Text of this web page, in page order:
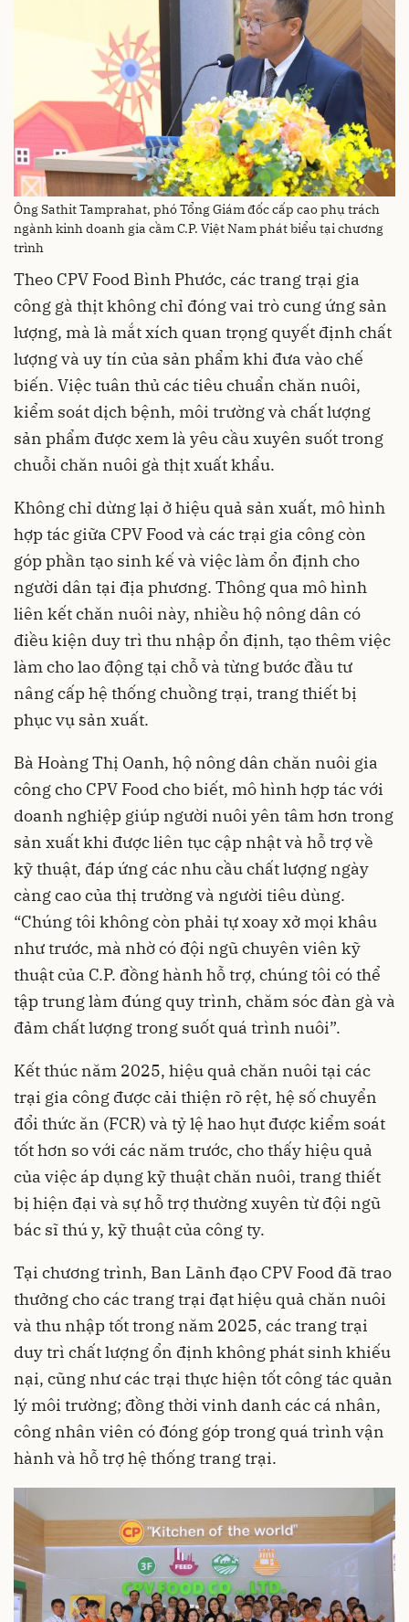
Ông Sathit Tamprahat, phó Tổng Giám đốc cấp cao phụ trách
ngành kinh doanh gia cầm C.P. Việt Nam phát biểu tại chương
trình
Theo CPV Food Bình Phước, các trang trại gia
công gà thịt không chỉ đóng vai trò cung ứng sản
lượng, mà là mắt xích quan trọng quyết định chất
lượng và uy tín của sản phẩm khi đưa vào chế
biến. Việc tuân thủ các tiêu chuẩn chăn nuôi,
kiểm soát dịch bệnh, môi trường và chất lượng
sản phẩm được xem là yêu cầu xuyên suốt trong
chuỗi chăn nuôi gà thịt xuất khẩu.
Không chỉ dừng lại ở hiệu quả sản xuất, mô hình
hợp tác giữa CPV Food và các trại gia công còn
góp phần tạo sinh kế và việc làm ổn định cho
người dân tại địa phương. Thông qua mô hình
liên kết chăn nuôi này, nhiều hộ nông dân có
điều kiện duy trì thu nhập ổn định, tạo thêm việc
làm cho lao động tại chỗ và từng bước đầu tư
nâng cấp hệ thống chuồng trại, trang thiết bị
phục vụ sản xuất.
Bà Hoàng Thị Oanh, hộ nông dân chăn nuôi gia
công cho CPV Food cho biết, mô hình hợp tác với
doanh nghiệp giúp người nuôi yên tâm hơn trong
sản xuất khi được liên tục cập nhật và hỗ trợ về
kỹ thuật, đáp ứng các nhu cầu chất lượng ngày
càng cao của thị trường và người tiêu dùng.
“Chúng tôi không còn phải tự xoay xở mọi khâu
như trước, mà nhờ có đội ngũ chuyên viên kỹ
thuật của C.P. đồng hành hỗ trợ, chúng tôi có thể
tập trung làm đúng quy trình, chăm sóc đàn gà và
đảm chất lượng trong suốt quá trình nuôi”.
Kết thúc năm 2025, hiệu quả chăn nuôi tại các
trại gia công được cải thiện rõ rệt, hệ số chuyển
đổi thức ăn (FCR) và tỷ lệ hao hụt được kiểm soát
tốt hơn so với các năm trước, cho thấy hiệu quả
của việc áp dụng kỹ thuật chăn nuôi, trang thiết
bị hiện đại và sự hỗ trợ thường xuyên từ đội ngũ
bác sĩ thú y, kỹ thuật của công ty.
Tại chương trình, Ban Lãnh đạo CPV Food đã trao
thưởng cho các trang trại đạt hiệu quả chăn nuôi
và thu nhập tốt trong năm 2025, các trang trại
duy trì chất lượng ổn định không phát sinh khiếu
nại, cũng như các trại thực hiện tốt công tác quản
lý môi trường; đồng thời vinh danh các cá nhân,
công nhân viên có đóng góp trong quá trình vận
hành và hỗ trợ hệ thống trang trại.